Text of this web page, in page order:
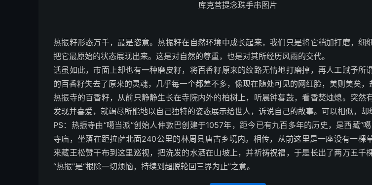
库克菩提念珠手串图片
热振籽形态万千，最是恣意。热振籽在自然环境中成长起来，我们只是将它稍加打磨，细
把它最原始的状态展现出来。这是对自然的尊重，也是对其所经历风雨的交代。
话虽如此，市面上却也有一种磨皮籽，将百香籽原来的纹路无情地打磨掉，再人工赋予所
的百香籽失去了原来的灵魂，几乎每一个都差不多，像现在随处可见的网红脸，美则美矣，
热振寺的百香籽，从前只静静生长在寺院内外的柏树上，听晨钟暮鼓，看香焚烛熄。突然
发现并喜爱，就竭尽所能地以自己独特的姿态展示给世人，诉说自己的故事。可以相似，却
PS：热振寺由“噶当派”创始人仲敦巴创建于1057年，距今已有九百多年的历史，是西藏“
寺庙，坐落在距拉萨北面240公里的林周县唐古乡境内。相传，从前这里是一座没有一棵
来藏王松赞干布到这里巡视，把洗发的水洒在山坡上，并祈祷祝福，于是长出了两万五千
“热振”是“根除一切烦恼，持续到超脱轮回三界为止”之意。